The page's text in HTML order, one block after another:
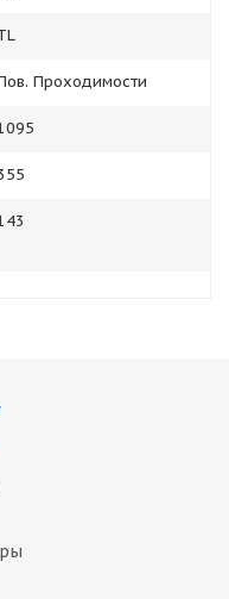
Проходимости